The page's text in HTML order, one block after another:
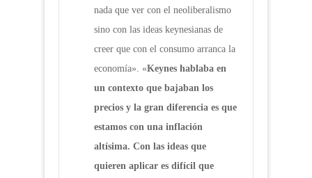
nada que ver con el neoliberalismo
sino con las ideas keynesianas de
creer que con el consumo arranca la
economía». «Keynes hablaba en
un contexto que bajaban los
precios y la gran diferencia es que
estamos con una inflación
altísima. Con las ideas que
quieren aplicar es difícil que